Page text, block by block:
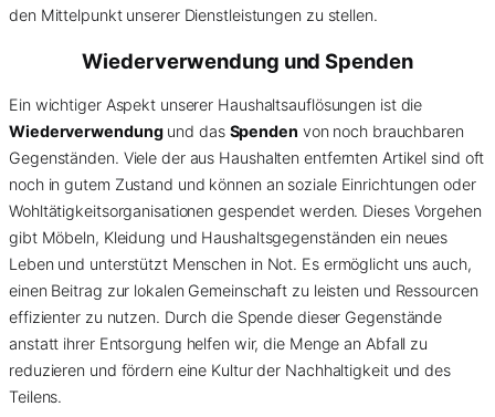
den Mittelpunkt unserer Dienstleistungen zu stellen.
Wiederverwendung und Spenden
Ein wichtiger Aspekt unserer Haushaltsauflösungen ist die
Wiederverwendungund das Spenden von noch brauchbaren
Gegenständen. Viele der aus Haushalten entfernten Artikel sind oft
noch in gutem Zustand und können an soziale Einrichtungen oder
Wohltätigkeitsorganisationen gespendet werden. Dieses Vorgehen
gibt Möbeln, Kleidung und Haushaltsgegenständen ein neues
Leben und unterstützt Menschen in Not. Es ermöglicht uns auch,
einen Beitrag zur lokalen Gemeinschaft zu leisten und Ressourcen
effizienter zu nutzen. Durch die Spende dieser Gegenstände
anstatt ihrer Entsorgung helfen wir, die Menge an Abfall zu
reduzieren und fördern eine Kultur der Nachhaltigkeit und des
Teilens.